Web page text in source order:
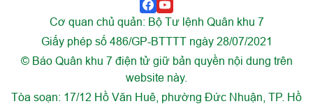
Cơ quan chủ quản: Bộ Tư lệnh Quân khu 7
Giấy phép số 486/GP-BTTTT ngày 28/07/2021
© Báo Quân khu 7 điện tử giữ bản quyền nội dung trên
website này.
Tòa soạn: 17/12 Hồ Văn Huê, phường Đức Nhuận, TP. Hồ